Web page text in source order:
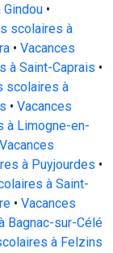
•
scolaires à
• Vacances
à Saint-Caprais •
scolaires à
• Vacances
à Limogne-en-
Vacances
à Puyjourdes •
à Saint-
• Vacances
Bagnac-sur-Célé
à Felzins